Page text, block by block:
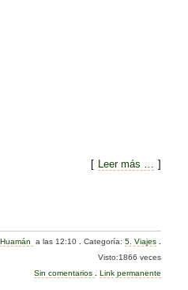
[ Leer más … ]
a las 12:10 .Categoría:5. Viajes
Visto:1866 veces
Sin comentarios
Link permanente